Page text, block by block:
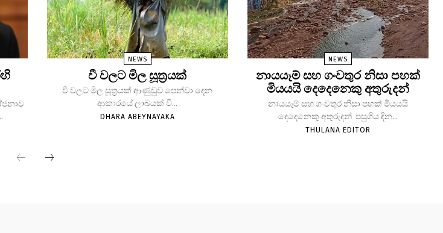
NEWS
වී වලට මිල සූත්‍රයක්
වී වලට මිල සූත්‍රයක් ආණුඩුව පෙන්වා දෙන
ආකාරයේ ලාබයක් වී...
DHARA ABEYNAYAKA
NEWS
නායයෑම් සහ ගංවතුර නිසා පහක්
මියයයි දෙදෙනෙකු අතුරුදන්
නායයෑම් සහ ගංවතුර නිසා පහක් මියයයි
දෙදෙනෙකු අතුරුදන් පසුගිය දින...
THULANA EDITOR